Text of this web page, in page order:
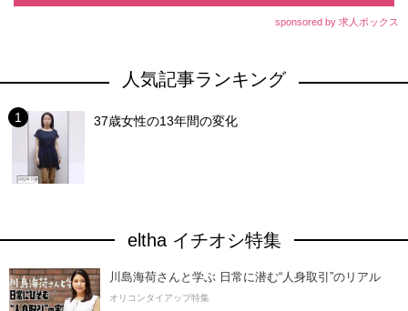
sponsored by 求人ボックス
人気記事ランキング
37歳女性の13年間の変化
eltha イチオシ特集
川島海荷さんと学ぶ 日常に潜む“人身取引”のリアル
オリコンタイアップ特集